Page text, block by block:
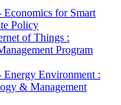
for Smart
Policy
of Things :
Program
Environment :
& Management